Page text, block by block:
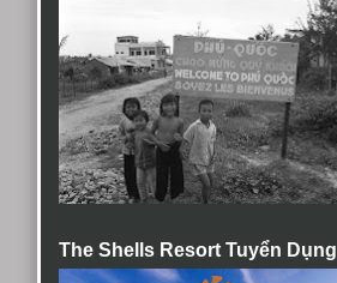
The Shells Resort Tuyển Dụng